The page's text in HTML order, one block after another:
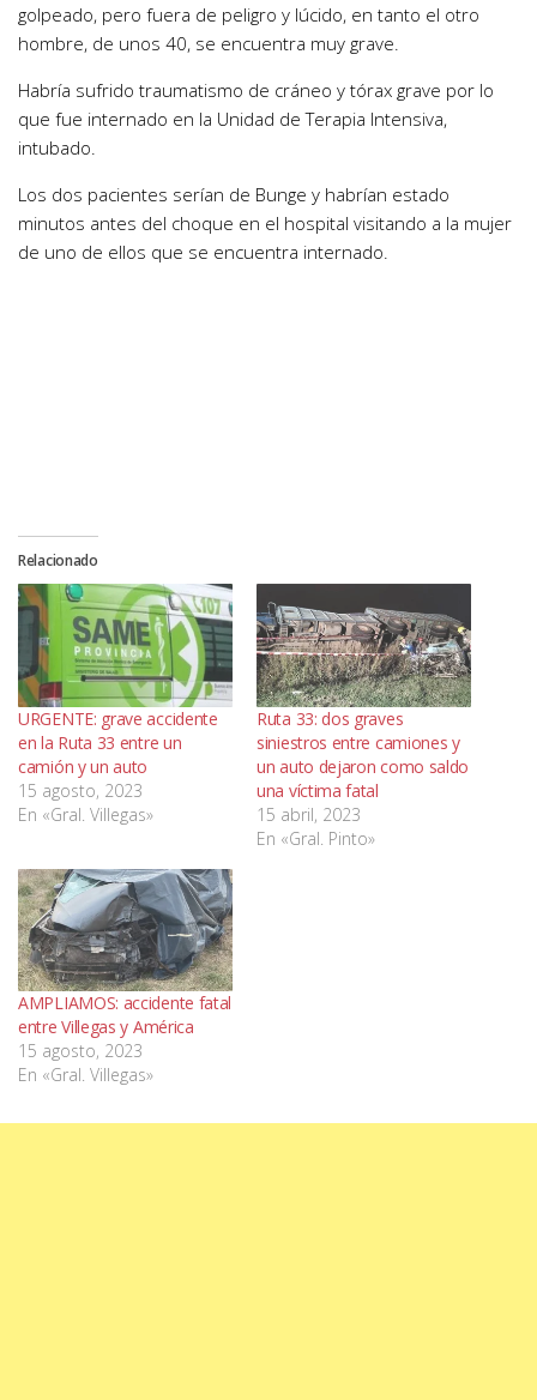
golpeado, pero fuera de peligro y lúcido, en tanto el otro
hombre, de unos 40, se encuentra muy grave.
Habría sufrido traumatismo de cráneo y tórax grave por lo
que fue internado en la Unidad de Terapia Intensiva,
intubado.
Los dos pacientes serían de Bunge y habrían estado
minutos antes del choque en el hospital visitando a la mujer
de uno de ellos que se encuentra internado.
Relacionado
URGENTE: grave accidente
en la Ruta 33 entre un
camión y un auto
15 agosto, 2023
En «Gral. Villegas»
Ruta 33: dos graves
siniestros entre camiones y
un auto dejaron como saldo
una víctima fatal
15 abril, 2023
En «Gral. Pinto»
AMPLIAMOS: accidente fatal
entre Villegas y América
15 agosto, 2023
En «Gral. Villegas»